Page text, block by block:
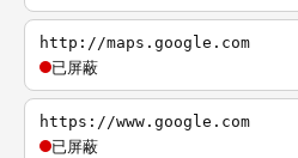
http://maps.google.com
已屏蔽
https://www.google.com
已屏蔽